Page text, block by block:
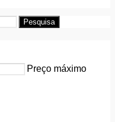
Pesquisa
Preço máximo